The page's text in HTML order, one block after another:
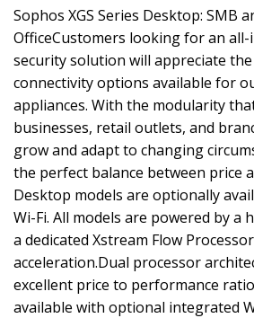
Sophos XGS Series Desktop: SMB
OfficeCustomers looking for an
security solution will appreciate the
connectivity options available for
appliances. With the modularity
businesses, retail outlets, and
grow and adapt to changing
the perfect balance between price
Desktop models are optionally
Wi-Fi. All models are powered by a
a dedicated Xstream Flow
acceleration.Dual processor
excellent price to performance
available with optional integrated